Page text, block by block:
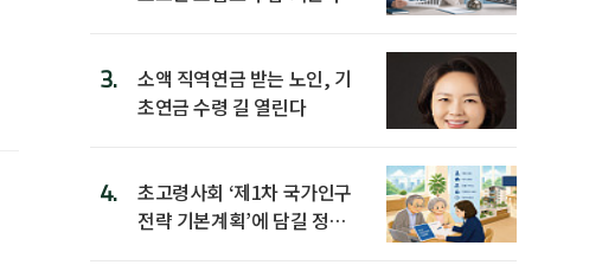
3.
소액 직역연금 받는 노인, 기
초연금 수령 길 열린다
4.
초고령사회 ‘제1차 국가인구
전략 기본계획’에 담길 정책